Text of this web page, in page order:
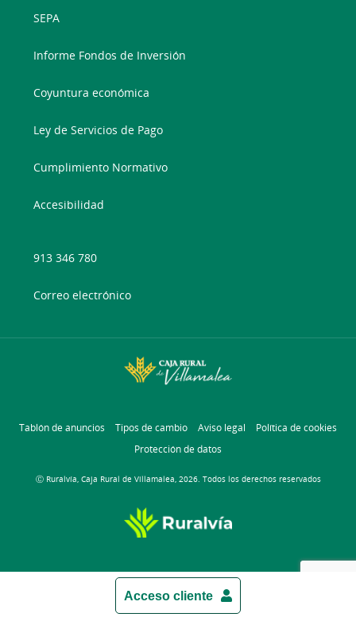
Acceso cliente
SEPA
Informe Fondos de Inversión
Coyuntura económica
Ley de Servicios de Pago
Cumplimiento Normativo
Accesibilidad
913 346 780
Correo electrónico
Tablón de anuncios Tipos de cambio Aviso legal
Política de cookies
Protección de datos
Ⓒ Ruralvía, Caja Rural de Villamalea, 2026. Todos los derechos reservados